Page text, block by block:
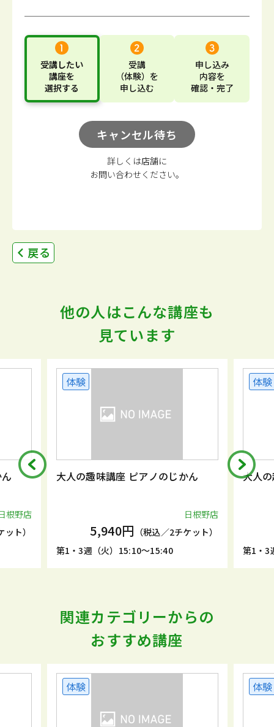
受講したい
講座を
選択する
受講
（体験） を
申し込む
申し込み
内容を
確認・完了
キャンセル待ち
詳しくは店舗に
お問い合わせください。
戻る
他の人はこんな講座も
見ています
大人の趣味講座 ピアノのじかん
（税込／2チケット）
第1・3週（火）15:10～15:40
大人の趣味講座 ピ
第1・3週（火）
関連カテゴリーからの
おすすめ講座